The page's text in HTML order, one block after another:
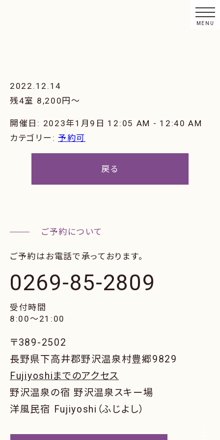
2022.12.14
残4室 8,200円〜
開催日: 2023年1月9日 12:05 AM - 12:40 AM
カテゴリー: 予約可
戻る
ご予約はお電話で承っております。
0269-85-2809
受付時間
8:00〜21:00
〒389-2502
長野県下高井郡野沢温泉村豊郷9829
Fujiyoshiまでのアクセス
野沢温泉の宿 野沢温泉スキー場
洋風民宿 Fujiyoshi（ふじよし）